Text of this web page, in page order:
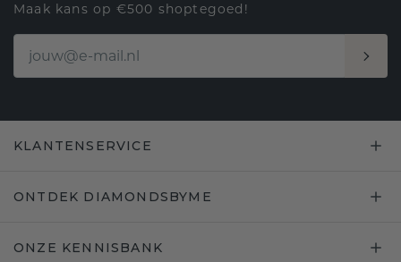
Maak kans op €500 shoptegoed!
KLANTENSERVICE
ONTDEK DIAMONDSBYME
ONZE KENNISBANK